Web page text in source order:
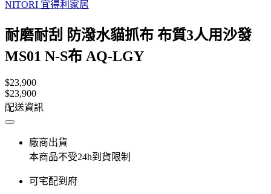
NITORI 宜得利家居
耐磨耐刮 防潑水貓抓布 布質3人用沙發
MS01 N-S布 AQ-LGY
$23,900
$23,900
配送資訊
廠商出貨
本商品不受24h到貨限制
可宅配到府